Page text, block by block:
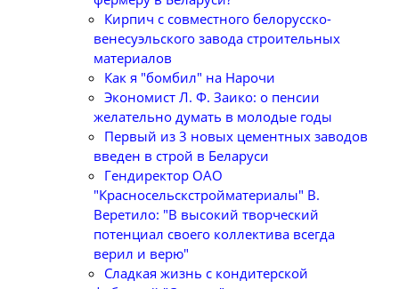
Кирпич с совместного белорусско-
венесуэльского завода строительных
материалов
Как я "бомбил" на Нарочи
Экономист Л. Ф. Заико: о пенсии
желательно думать в молодые годы
Первый из 3 новых цементных заводов
введен в строй в Беларуси
Гендиректор ОАО
"Красносельскстройматериалы" В.
Веретило: "В высокий творческий
потенциал своего коллектива всегда
верил и верю"
Сладкая жизнь с кондитерской